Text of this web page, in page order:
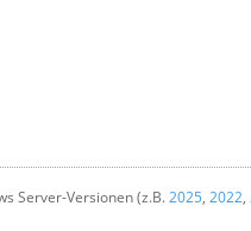
Server-Versionen (z.B.2025, 2022,